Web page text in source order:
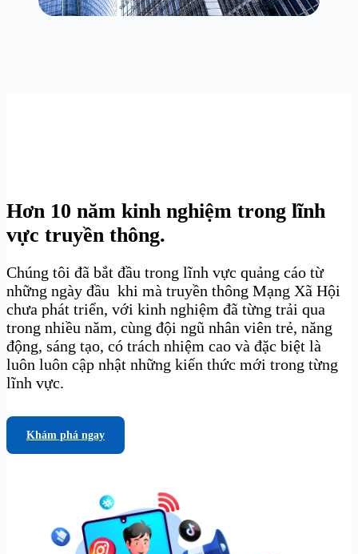
Hơn 10 năm kinh nghiệm trong lĩnh
vực truyền thông.
Chúng tôi đã bắt đầu trong lĩnh vực quảng cáo từ
những ngày đầu khi mà truyền thông Mạng Xã Hội
chưa phát triển, với kinh nghiệm đã từng trải qua
trong nhiều năm, cùng đội ngũ nhân viên trẻ, năng
động, sáng tạo, có trách nhiệm cao và đặc biệt là
luôn luôn cập nhật những kiến thức mới trong từng
lĩnh vực.
Khám phá ngay